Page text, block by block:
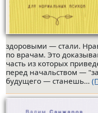
здоровыми — стали.
по врачам. Это
часть из которых
перед начальством —
будущего — станешь...